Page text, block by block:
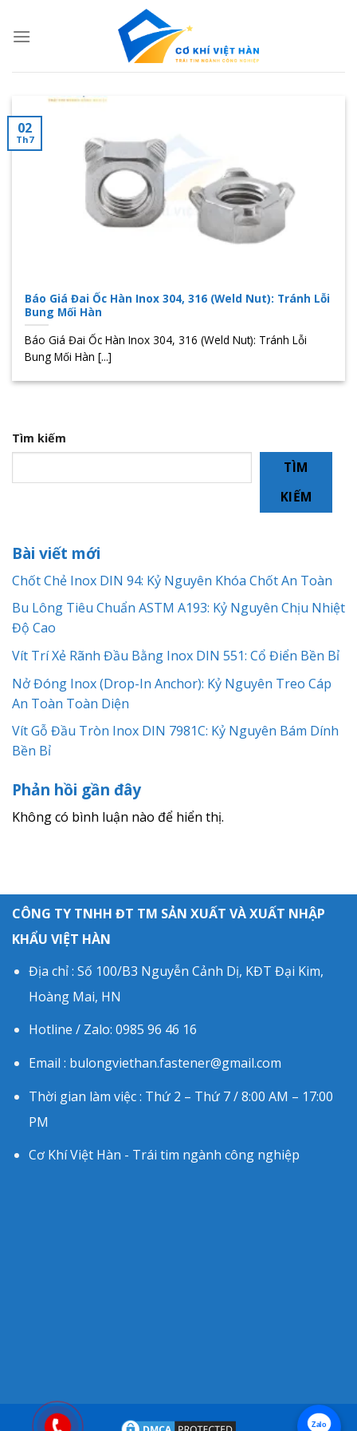
Báo Giá Đai Ốc Hàn Inox 304, 316 (Weld Nut): Tránh Lỗi
Bung Mối Hàn
Báo Giá Đai Ốc Hàn Inox 304, 316 (Weld Nut): Tránh Lỗi
Bung Mối Hàn [...]
02
Th7
Tìm kiếm
TÌM
KIẾM
Bài viết mới
Chốt Chẻ Inox DIN 94: Kỷ Nguyên Khóa Chốt An Toàn
Bu Lông Tiêu Chuẩn ASTM A193: Kỷ Nguyên Chịu Nhiệt
Độ Cao
Vít Trí Xẻ Rãnh Đầu Bằng Inox DIN 551: Cổ Điển Bền Bỉ
Nở Đóng Inox (Drop-In Anchor): Kỷ Nguyên Treo Cáp
An Toàn Toàn Diện
Vít Gỗ Đầu Tròn Inox DIN 7981C: Kỷ Nguyên Bám Dính
Bền Bỉ
Phản hồi gần đây
Không có bình luận nào để hiển thị.
CÔNG TY TNHH ĐT TM SẢN XUẤT VÀ XUẤT NHẬP
KHẨU VIỆT HÀN
Địa chỉ : Số 100/B3 Nguyễn Cảnh Dị, KĐT Đại Kim,
Hoàng Mai, HN
Hotline / Zalo: 0985 96 46 16
Email : bulongviethan.fastener@gmail.com
Thời gian làm việc : Thứ 2 – Thứ 7 / 8:00 AM – 17:00
PM
Cơ Khí Việt Hàn - Trái tim ngành công nghiệp
Zalo